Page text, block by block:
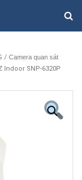
/ Camera quan sát
Indoor SNP-6320P